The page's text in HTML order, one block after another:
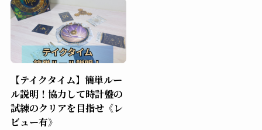
【テイクタイム】簡単ルー
ル説明！協力して時計盤の
試練のクリアを目指せ《レ
ビュー有》